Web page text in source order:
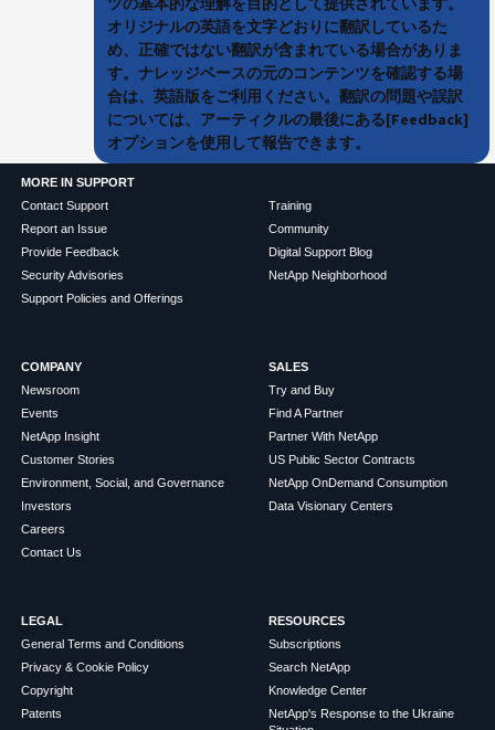
オリジナルの英語を文字どおりに翻訳しているた
め、正確ではない翻訳が含まれている場合がありま
す。ナレッジベースの元のコンテンツを確認する場
合は、英語版をご利用ください。翻訳の問題や誤訳
については、アーティクルの最後にある[Feedback]
オプションを使用して報告できます。
MORE IN SUPPORT
Contact Support
Report an Issue
Provide Feedback
Security Advisories
Support Policies and Offerings
Training
Community
Digital Support Blog
NetApp Neighborhood
COMPANY
Newsroom
Events
NetApp Insight
Customer Stories
Environment, Social, and Governance
Investors
Careers
Contact Us
SALES
Try and Buy
Find A Partner
Partner With NetApp
US Public Sector Contracts
NetApp OnDemand Consumption
Data Visionary Centers
LEGAL
General Terms and Conditions
Privacy & Cookie Policy
Copyright
Patents
RESOURCES
Subscriptions
Search NetApp
Knowledge Center
NetApp's Response to the Ukraine